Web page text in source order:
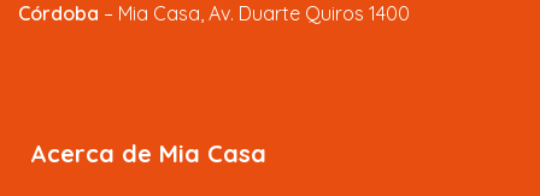
Córdoba – Mia Casa, Av. Duarte Quiros 1400
Acerca de Mia Casa